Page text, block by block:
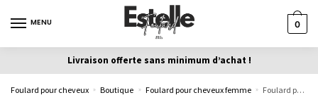
MENU 0
Livraison offerte sans minimum d’achat !
Foulard pour cheveux » Boutique » Foulard pour cheveux femme » Foulard pour cheveux femme LISA écharpe capillaire